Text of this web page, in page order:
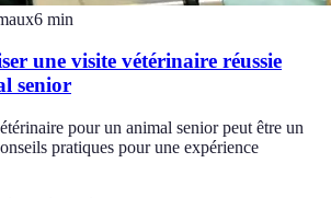
6 min
une visite vétérinaire réussie
senior
pour un animal senior peut être un
pratiques pour une expérience